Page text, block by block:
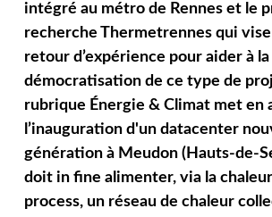
intégré au métro de Rennes et le
recherche Thermetrennes qui
retour d’expérience pour aider à la
démocratisation de ce type de
rubrique Énergie & Climat met en
l’inauguration d'un datacenter
génération à Meudon (Hauts-de-
doit in fine alimenter, via la
process, un réseau de chaleur